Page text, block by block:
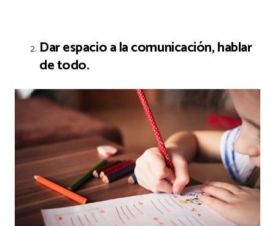
Dar espacio a la comunicación, hablar
de todo.